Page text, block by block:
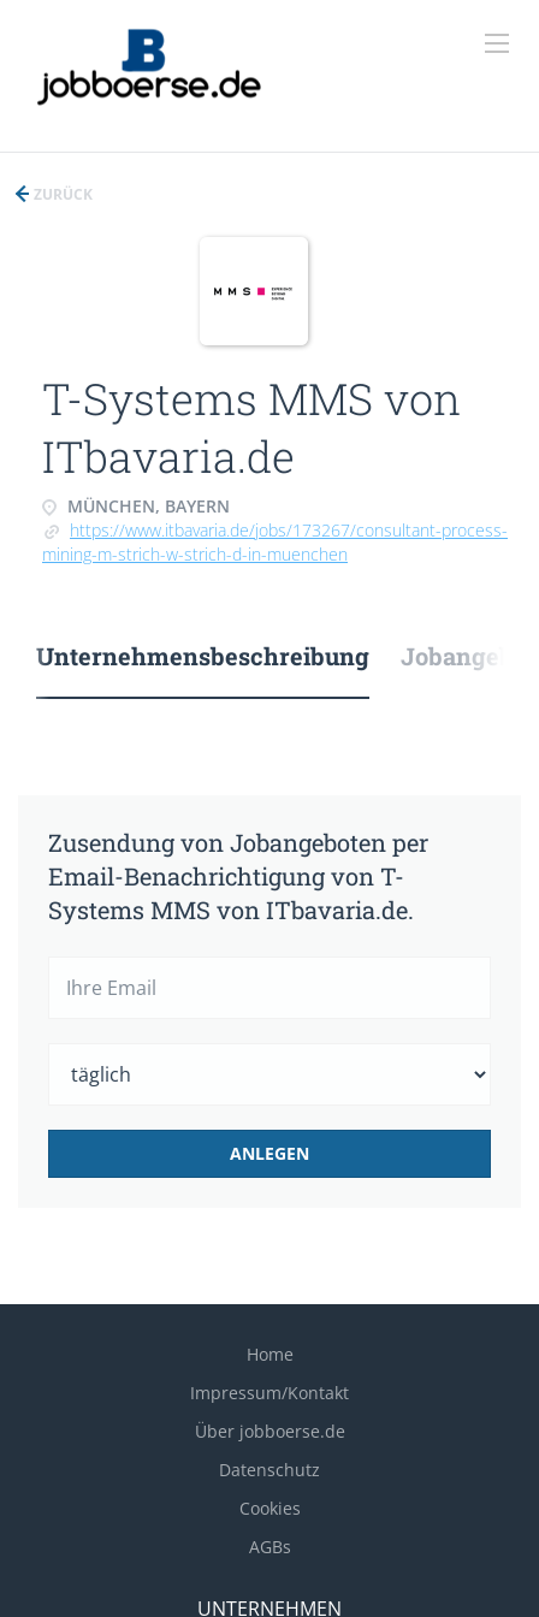
ZURÜCK
T-Systems MMS von
ITbavaria.de
MÜNCHEN, BAYERN
https://www.itbavaria.de/jobs/173267/consultant-process-
mining-m-strich-w-strich-d-in-muenchen
Unternehmensbeschreibung
Zusendung von Jobangeboten per
Email-Benachrichtigung von T-
Systems MMS von ITbavaria.de.
Home
Impressum/Kontakt
Über jobboerse.de
Datenschutz
Cookies
AGBs
UNTERNEHMEN